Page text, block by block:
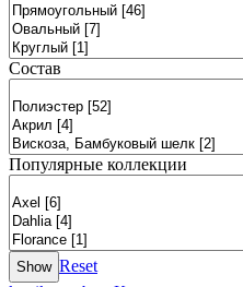
Состав
Популярные коллекции
Reset